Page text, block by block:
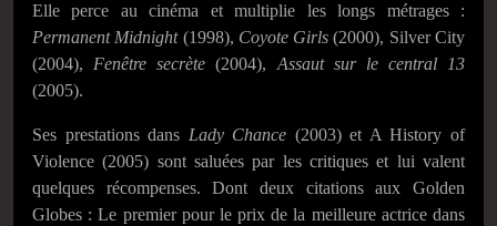
Elle perce au cinéma et multiplie les longs métrages :
Permanent Midnight(1998), Coyote Girls (2000), Silver City
(2004), Fenêtre secrète (2004), Assaut sur le central 13
(2005).
Ses prestations dans Lady Chance (2003) et A History of
Violence (2005) sont saluées par les critiques et lui valent
quelques récompenses. Dont deux citations aux Golden
Globes : Le premier pour le prix de la meilleure actrice dans